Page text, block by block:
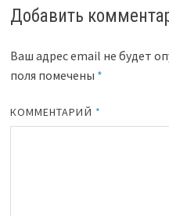
Добавить
Ваш адрес email не будет
поля помечены *
КОММЕНТАРИЙ *